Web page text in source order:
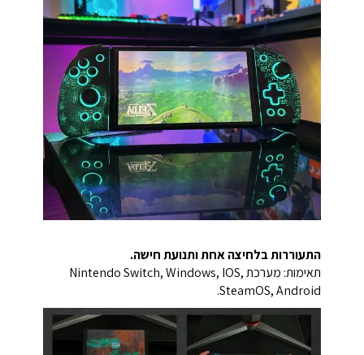
התעוררות בלחיצה אחת ותנועת חישה.
תאימות: מערכת Nintendo Switch, Windows, IOS,
SteamOS, Android.